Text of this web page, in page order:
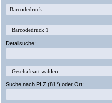
Detailsuche:
Suche nach PLZ (81*) oder Ort: